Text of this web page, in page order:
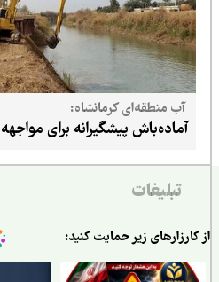
آب منطقه‌ای کرمانشاه:
آماده‌باش پیشگیرانه برای مواجهه
تبلیغات
زیر حمایت کنید: